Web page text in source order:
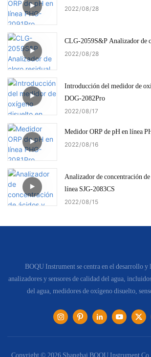
2022 08 28
CLG-2059S&P Analizador de
2022 08 28
Introducción del medidor de
DOG-2082Pro
2022 08 17
Medidor ORP de pH en línea
2022 08 16
Analizador de concentración
línea SJG-2083CS
2022 08 15
BOQU Instrument se centra en el desarrollo y
analizadores y sensores de calidad del agua,
del agua, medidores de oxígeno disuelto,
Copyright © 2026 Shanghai BOQU Instrument